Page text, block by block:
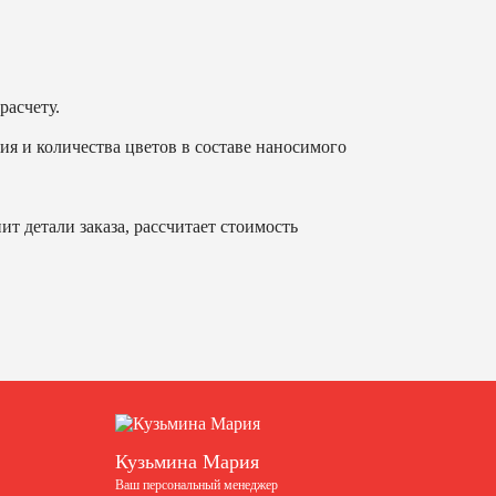
и количества цветов в составе наносимого
заказа, рассчитает стоимость
Кузьмина Мария
Ваш персональный менеджер